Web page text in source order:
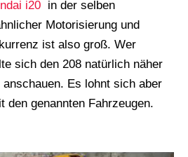
i20 in der selben
Motorisierung und
ist also groß. Wer
sich den 208 natürlich näher
anschauen. Es lohnt sich aber
den genannten Fahrzeugen.